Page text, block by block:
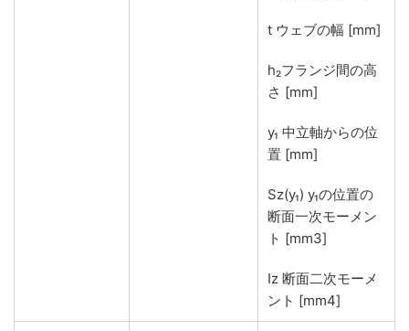
t ウェブの幅 [mm]
h₂フランジ間の高
さ [mm]
y₁ 中立軸からの位
置 [mm]
Sz(y₁) y₁の位置の
断面一次モーメン
ト [mm3]
Iz 断面二次モーメ
ント [mm4]